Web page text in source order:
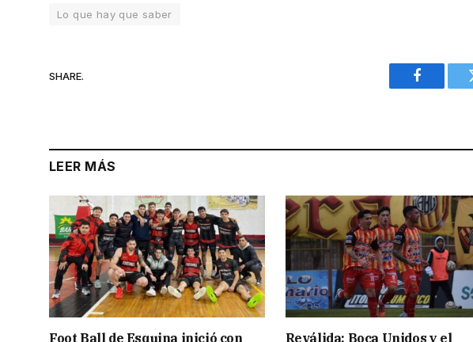
Lo que hay que saber
SHARE.
Facebook
LEER MÁS
Foot Ball de Esquina inició con
Reválida: Boca Unidos y el